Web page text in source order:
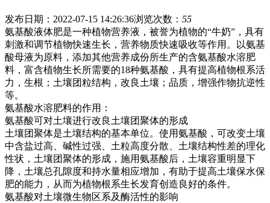
发布日期：2022-07-15 14:26:36浏览次数： 55
氨基酸液体肥是一种植物营养液，被誉为植物的“牛奶”，具有
刺激和调节植物快速生长，营养物质快速吸收等作用。以氨基
酸母液为原料，添加其他营养成份所生产的含氨基酸水溶肥
料，富含植物生长所需要的18种氨基酸，具有提高植物根系活
力，生根；土壤团粒结构，改良土壤；品质，增强作物抗逆性
等。
氨基酸水溶肥料的作用：
氨基酸可对土壤进行改良土壤团聚体的形成
土壤团聚体是土壤结构的基本单位。使用氨基酸，可改变土壤
中含盐过高、碱性过强、土粒高度分散、土壤结构性差的理化
性状，土壤团聚体的形成，施用氨基酸后，土壤容重明显下
降，土壤总孔隙度和持水量相应增加，有助于提高土壤保水保
肥的能力，从而为植物根系生长发育创造良好的条件。
氨基酸对土壤微生物区系及酶活性的影响